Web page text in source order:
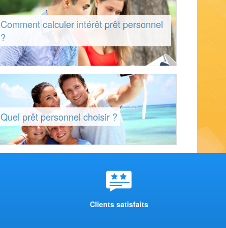
Comment calculer intérêt prêt personnel
?
Quel prêt personnel choisir ?
Clients satisfaits